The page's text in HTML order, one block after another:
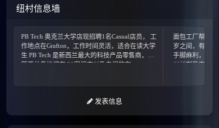
纽村信息墙
Tech 奥克兰大学店现招聘1名Casual店员， 工
点在Grafton，工作时间灵活，适合在读大学
Tech 是新西兰最大的科技产品零售商，在
兰各地拥有 20家门店以及专门的在...
面包工厂帮工 要求：需男
岁之间，有做面点经验，
手脚麻利，为人诚实可靠
以长期稳定！有意者短信
发表信息